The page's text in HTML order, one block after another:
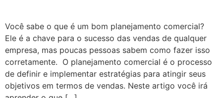
Você sabe o que é um bom planejamento comercial?
Ele é a chave para o sucesso das vendas de qualquer
empresa, mas poucas pessoas sabem como fazer isso
corretamente. O planejamento comercial é o processo
de definir e implementar estratégias para atingir seus
objetivos em termos de vendas. Neste artigo você irá